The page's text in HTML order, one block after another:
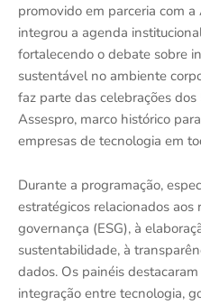
promovido em parceria com
integrou a agenda
fortalecendo o debate sobre
sustentável no ambiente
faz parte das celebrações
Assespro, marco histórico
empresas de tecnologia em
Durante a programação,
estratégicos relacionados aos
governança (ESG), à
sustentabilidade, à
dados. Os painéis
integração entre tecnologia,